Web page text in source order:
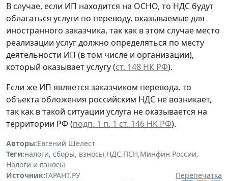
В случае, если ИП находится на ОСНО, то НДС будут
облагаться услуги по переводу, оказываемые для
иностранного заказчика, так как в этом случае место
реализации услуг должно определяться по месту
деятельности ИП (в том числе и организации),
который оказывает услугу (ст. 148 НК РФ).
Если же ИП является заказчиком перевода, то
объекта обложения российским НДС не возникает,
так как в такой ситуации услуга не оказывается на
территории РФ (подп. 1 п. 1 ст. 146 НК РФ).
Авторы:Евгений Шелест
Теги:налоги, сборы, взносы,НДС,ПСН,Минфин России,
Налоги и взносы
Источник:ГАРАНТ.РУ
Перепечатка